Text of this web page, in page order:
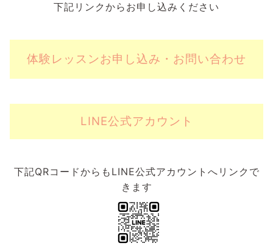
下記リンクからお申し込みください
体験レッスンお申し込み・お問い合わせ
LINE公式アカウント
下記QRコードからもLINE公式アカウントへリンクで
きます